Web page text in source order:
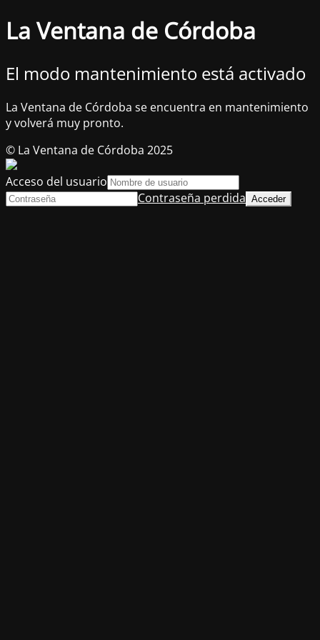
La Ventana de Córdoba
El modo mantenimiento está activado
La Ventana de Córdoba se encuentra en mantenimiento
y volverá muy pronto.
© La Ventana de Córdoba 2025
Acceso del usuario
Contraseña perdida